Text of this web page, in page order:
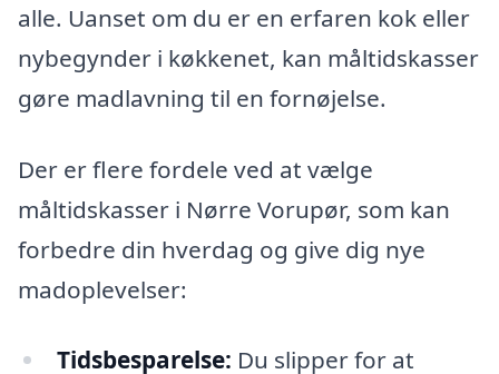
alle. Uanset om du er en erfaren kok eller
nybegynder i køkkenet, kan måltidskasser
gøre madlavning til en fornøjelse.
Der er flere fordele ved at vælge
måltidskasser i Nørre Vorupør, som kan
forbedre din hverdag og give dig nye
madoplevelser:
Tidsbesparelse: Du slipper for at